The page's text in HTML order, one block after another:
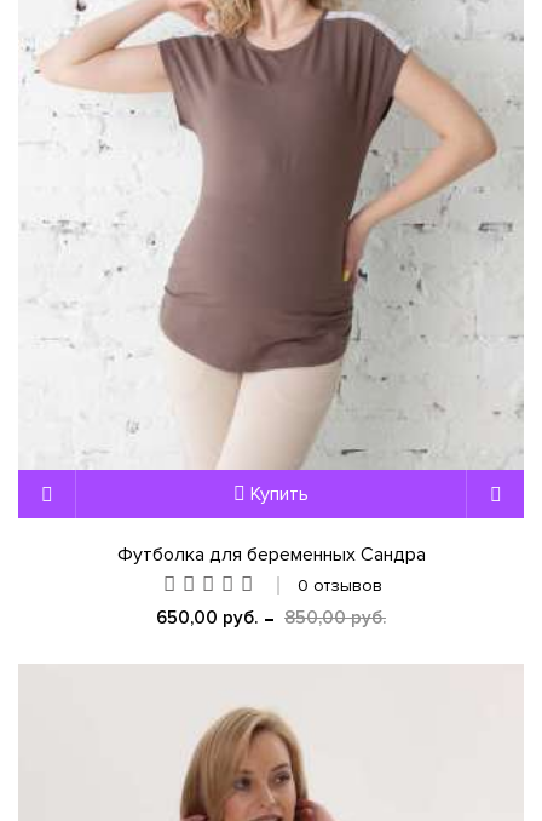
Купить
Футболка для беременных Сандра
0 отзывов
650,00 руб. 850,00 руб.